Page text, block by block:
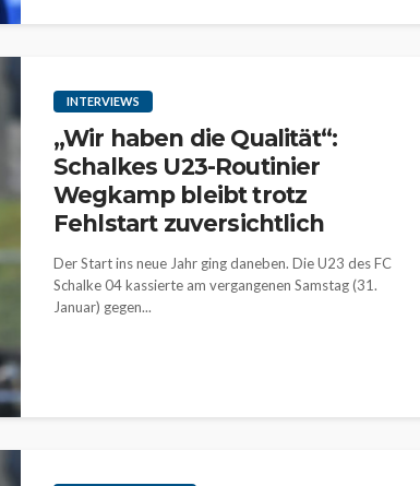
INTERVIEWS
„Wir haben die Qualität“:
Schalkes U23-Routinier
Wegkamp bleibt trotz
Fehlstart zuversichtlich
Der Start ins neue Jahr ging daneben. Die U23 des FC
Schalke 04 kassierte am vergangenen Samstag (31.
Januar) gegen...